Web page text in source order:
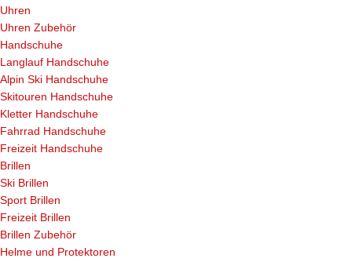
Uhren
Uhren Zubehör
Handschuhe
Langlauf Handschuhe
Alpin Ski Handschuhe
Skitouren Handschuhe
Kletter Handschuhe
Fahrrad Handschuhe
Freizeit Handschuhe
Brillen
Ski Brillen
Sport Brillen
Freizeit Brillen
Brillen Zubehör
Helme und Protektoren